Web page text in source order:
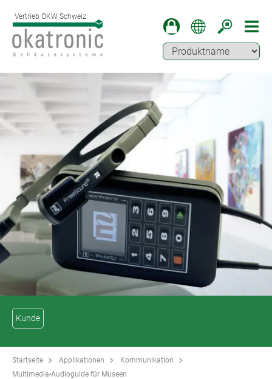
Vertrieb OKW Schweiz
Kunde
Startseite Applikationen
Kommunikation
Multimedia-Audioguide für Museen